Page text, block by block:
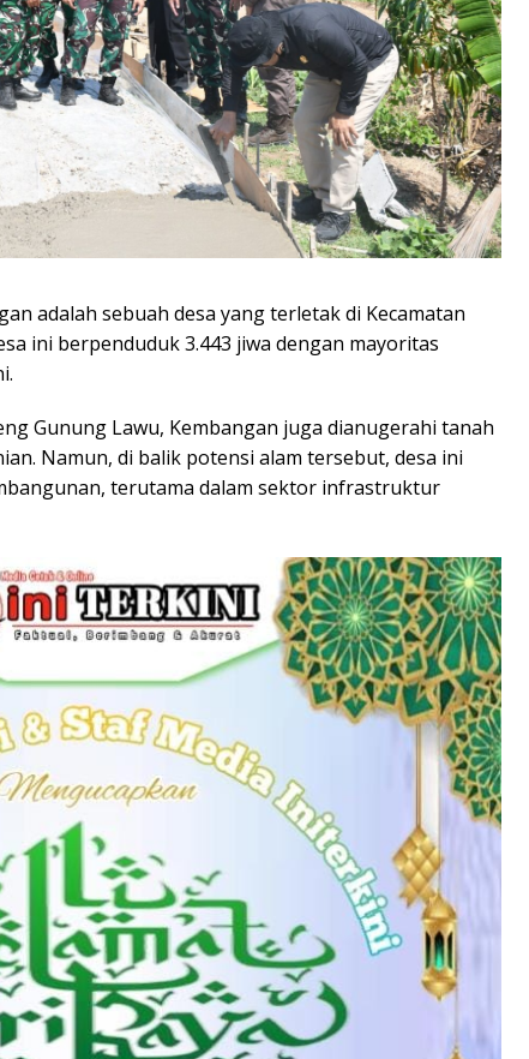
adalah sebuah desa yang terletak di Kecamatan
ini berpenduduk 3.443 jiwa dengan mayoritas
Gunung Lawu, Kembangan juga dianugerahi tanah
Namun, di balik potensi alam tersebut, desa ini
terutama dalam sektor infrastruktur